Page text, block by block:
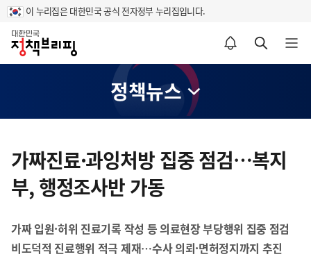
이 누리집은 대한민국 공식 전자정부 누리집입니다.
홈
알림설정 바로가기 검색 바로가기 메뉴 열기
정책뉴스
텐
츠
영
가짜진료·과잉처방 집중 점검…복지
부, 행정조사반 가동
가짜 입원·허위 진료기록 작성 등 의료현장 부당행위 집중 점검
비도덕적 진료행위 적극 제재…수사 의뢰·면허정지까지 추진